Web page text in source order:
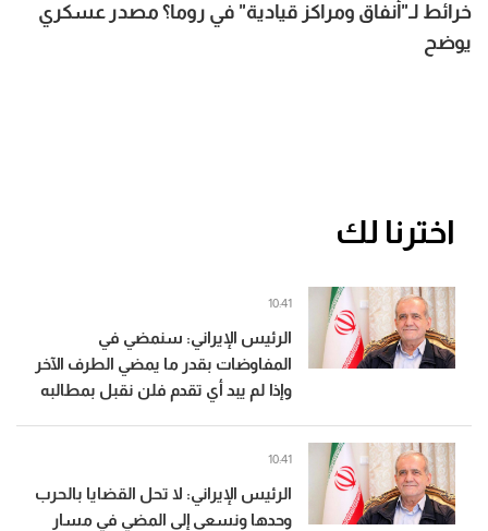
خرائط لـ"أنفاق ومراكز قيادية" في روما؟ مصدر عسكري
يوضح
اخترنا لك
الرئيس الإيراني: سنمضي في
المفاوضات بقدر ما يمضي الطرف الآخر
وإذا لم يبد أي تقدم فلن نقبل بمطالبه
10:41
الرئيس الإيراني: لا تحل القضايا بالحرب
وحدها ونسعى إلى المضي في مسار
10:41